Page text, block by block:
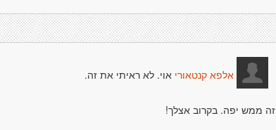
אלפא קנטאורי אוי. לא ראיתי את זה.
זה ממש יפה. בקרוב אצלך!